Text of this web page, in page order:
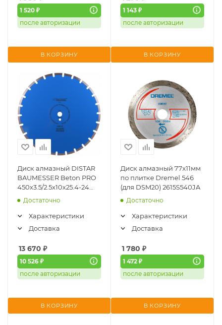
1 520 ₽
после авторизации
В КОРЗИНУ
1 143 ₽
после авторизации
В КОРЗИНУ
Диск алмазный DISTAR
BAUMESSER Beton PRO
450x3.5/2.5x10x25.4-24
(EN13236) 941 200 08 028
Достаточно
Характеристики
Доставка
13 670 ₽
10 526 ₽
после авторизации
В КОРЗИНУ
Диск алмазный 77х11мм
по плитке Dremel 546
(для DSM20) 2615S540JA
Достаточно
Характеристики
Доставка
1 780 ₽
1 472 ₽
после авторизации
В КОРЗИНУ